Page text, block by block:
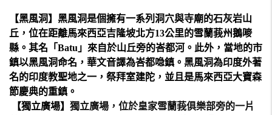
【黑風洞】黑風洞是個擁有一系列洞穴與寺廟的石灰岩山
丘 ，位在距離馬來西亞吉隆坡北方13公里的雪蘭莪州鵝嘜
縣 。其名「Batu」來自於山丘旁的峇都河。此外，當地的市
鎮以黑風洞命名，華文音譯為峇都喼鎮 。黑風洞為印度外著
名的印度教聖地之一，祭拜室建陀 ，並且是馬來西亞大寶森
節慶典的重鎮。
【獨立廣場】獨立廣場，位於皇家雪蘭莪俱樂部旁的一片